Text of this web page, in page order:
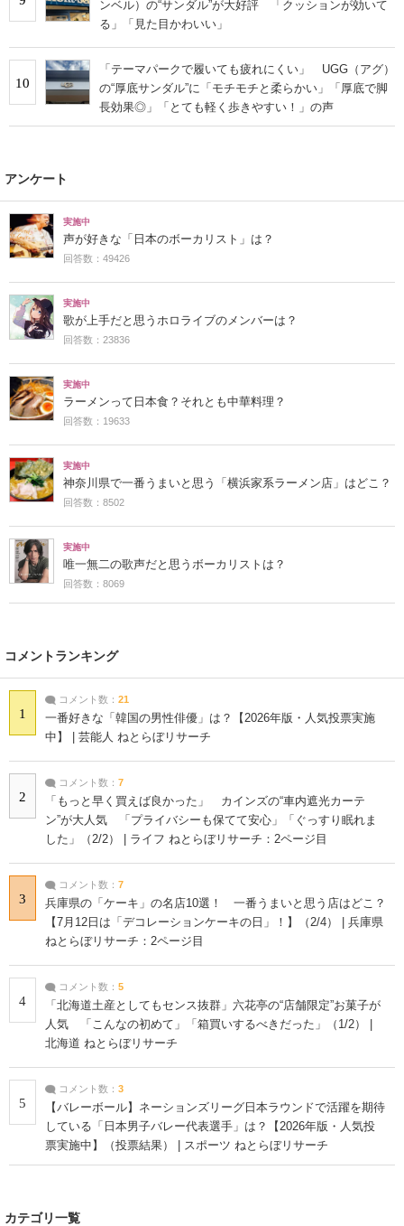
ンベル）の“サンダル”が大好評 「クッションが効いて
る」「見た目かわいい」
10
「テーマパークで履いても疲れにくい」 UGG（アグ）
の“厚底サンダル”に「モチモチと柔らかい」「厚底で脚
長効果◎」「とても軽く歩きやすい！」の声
アンケート
実施中
声が好きな「日本のボーカリスト」は？
回答数：49426
実施中
歌が上手だと思うホロライブのメンバーは？
回答数：23836
実施中
ラーメンって日本食？それとも中華料理？
回答数：19633
実施中
神奈川県で一番うまいと思う「横浜家系ラーメン店」はどこ？
回答数：8502
実施中
唯一無二の歌声だと思うボーカリストは？
回答数：8069
コメントランキング
1
コメント数： 21
一番好きな「韓国の男性俳優」は？【2026年版・人気投票実施
中】 | 芸能人 ねとらぼリサーチ
2
コメント数： 7
「もっと早く買えば良かった」 カインズの“車内遮光カーテ
ン”が大人気 「プライバシーも保てて安心」「ぐっすり眠れま
した」（2/2） | ライフ ねとらぼリサーチ：2ページ目
3
コメント数： 7
兵庫県の「ケーキ」の名店10選！ 一番うまいと思う店はどこ？
【7月12日は「デコレーションケーキの日」！】（2/4） | 兵庫県
ねとらぼリサーチ：2ページ目
4
コメント数： 5
「北海道土産としてもセンス抜群」六花亭の“店舗限定”お菓子が
人気 「こんなの初めて」「箱買いするべきだった」（1/2） |
北海道 ねとらぼリサーチ
5
コメント数： 3
【バレーボール】ネーションズリーグ日本ラウンドで活躍を期待
している「日本男子バレー代表選手」は？【2026年版・人気投
票実施中】（投票結果） | スポーツ ねとらぼリサーチ
カテゴリ一覧